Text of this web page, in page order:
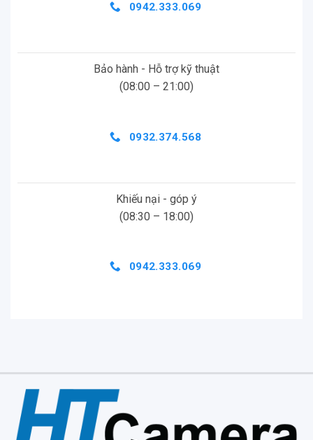
0942.333.069
Bảo hành - Hỗ trợ kỹ thuật
(08:00 – 21:00)
0932.374.568
Khiếu nại - góp ý
(08:30 – 18:00)
0942.333.069